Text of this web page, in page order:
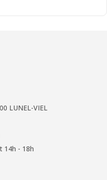
LUNEL-VIEL
14h - 18h